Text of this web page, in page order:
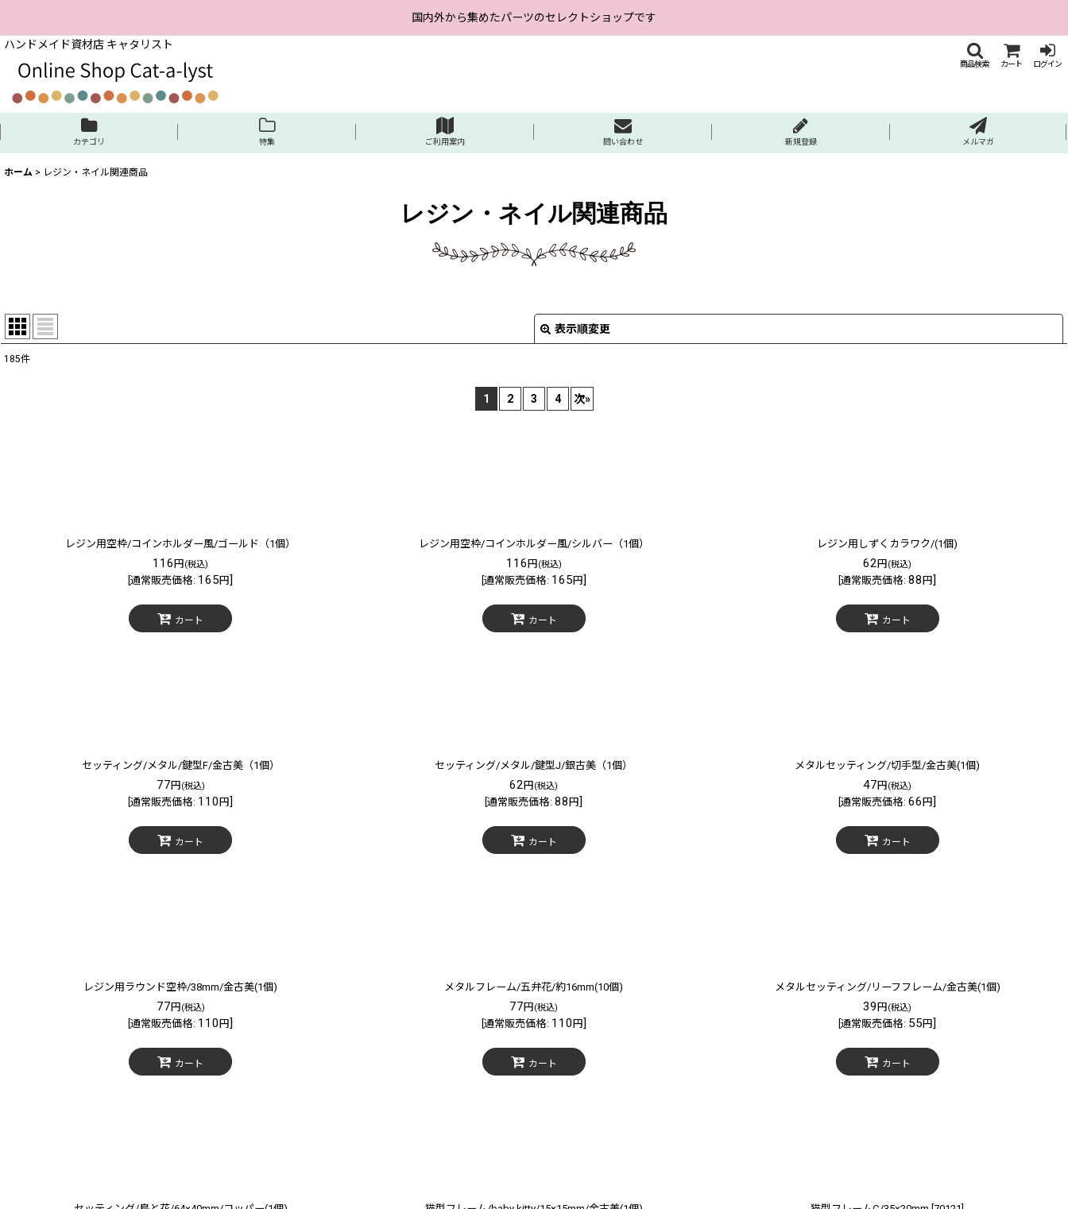
国内外から集めたパーツのセレクトショップです
ハンドメイド資材店 キャタリスト
商品検索 カート ログイン
カテゴリ 特集 ご利用案内 問い合わせ 新規登録 メルマガ
ホーム > レジン・ネイル関連商品
レジン・ネイル関連商品
表示順変更
185件
1 2 3 4 次»
レジン用空枠/コインホルダー風/ゴールド（1個）
116円 (税込)
[通常販売価格: 165円]
カート
レジン用空枠/コインホルダー風/シルバー（1個）
116 円 (税込)
通常販売価格: 165 円]
カート
レジン用しずくカラワク/(1個)
62円 (税込)
[通常販売価格: 88円]
カート
セッティング/メタル/鍵型F/金古美（1個）
77 円 (税込)
[通常販売価格: 110円]
カート
セッティング/メタル/鍵型J/銀古美（1個）
62円 (税込)
[通常販売価格: 88円]
カート
メタルセッティング/切手型/金古美(1個)
47円 (税込)
[通常販売価格: 66円]
カート
レジン用ラウンド空枠/38mm/金古美(1個)
77 円 (税込)
[通常販売価格: 110円]
カート
メタルフレーム/五弁花/約16mm(10個)
77円 (税込)
通常販売価格: 110 円]
カート
メタルセッティング/リーフフレーム/金古美(1個)
39円 (税込)
[通常販売価格: 55円]
カート